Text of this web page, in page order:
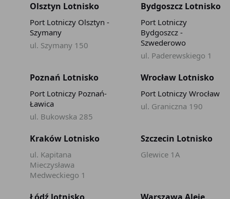
Olsztyn Lotnisko
Port Lotniczy Olsztyn -
Szymany
ul. Szymany 150
Bydgoszcz Lotnisko
Port Lotniczy
Bydgoszcz -
Szwederowo
ul. Paderewskiego 1
Poznań Lotnisko
Port Lotniczy Poznań-
Ławica
ul. Bukowska 285
Wrocław Lotnisko
Port Lotniczy Wrocław
ul. Graniczna 190
Kraków Lotnisko
ul. Kapitana
Mieczysława
Medweckiego 1
Szczecin Lotnisko
Glewice 1A